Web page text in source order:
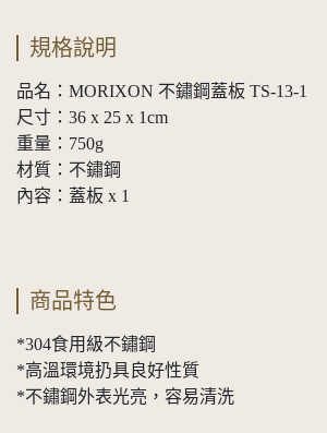
規格說明
品名：MORIXON 不鏽鋼蓋板 TS-13-1
尺寸：36 x 25 x 1cm
重量：750g
材質：不鏽鋼
內容：蓋板 x 1
商品特色
*304食用級不鏽鋼
*高溫環境扔具良好性質
*不鏽鋼外表光亮，容易清洗